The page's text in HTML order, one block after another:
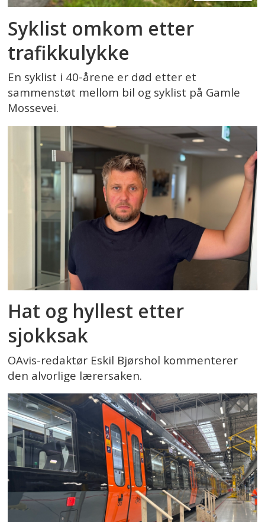
Syklist omkom etter
trafikkulykke
En syklist i 40-årene er død etter et
sammenstøt mellom bil og syklist på Gamle
Mossevei.
Hat og hyllest etter
sjokksak
OAvis-redaktør Eskil Bjørshol kommenterer
den alvorlige lærersaken.